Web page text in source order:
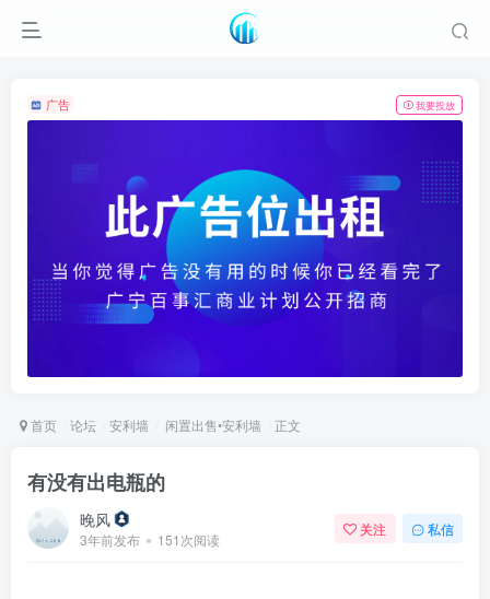
广告 我要投放
首页 论坛 安利墙 闲置出售•安利墙 正文
有没有出电瓶的
晚风
3年前发布 151次阅读
关注 私信